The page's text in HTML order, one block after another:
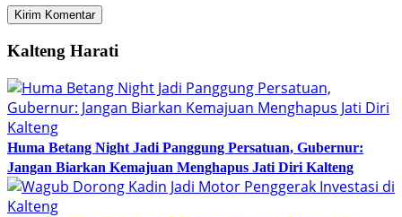
Kalteng Harati
Huma Betang Night Jadi Panggung Persatuan, Gubernur:
Jangan Biarkan Kemajuan Menghapus Jati Diri Kalteng